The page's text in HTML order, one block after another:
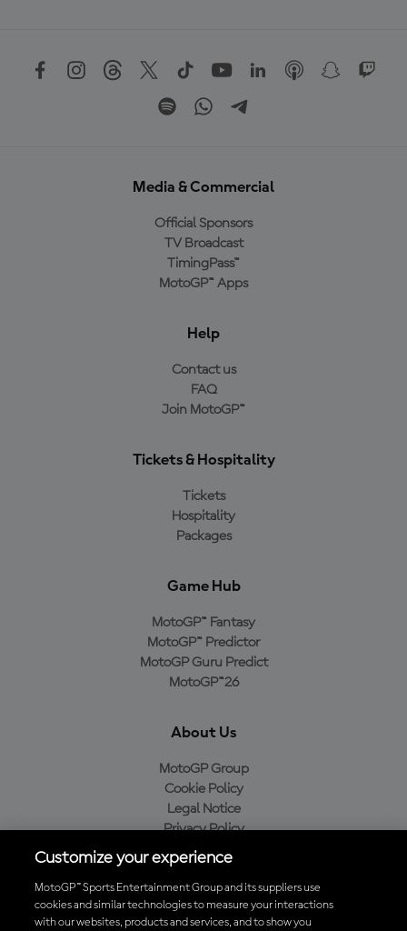
Media & Commercial
Official Sponsors
TV Broadcast
TimingPass™
MotoGP™ Apps
Help
Contact us
FAQ
Join MotoGP™
Tickets & Hospitality
Tickets
Hospitality
Packages
Game Hub
MotoGP™ Fantasy
MotoGP™ Predictor
MotoGP Guru Predict
MotoGP™26
About Us
MotoGP Group
Cookie Policy
Legal Notice
Privacy Policy
Purchase Policy
Baixe o aplicativo oficial da MotoGP™
Customize your experience
MotoGP™ Sports Entertainment Group and its suppliers use
cookies and similar technologies to measure your interactions
with our websites, products and services, and to show you